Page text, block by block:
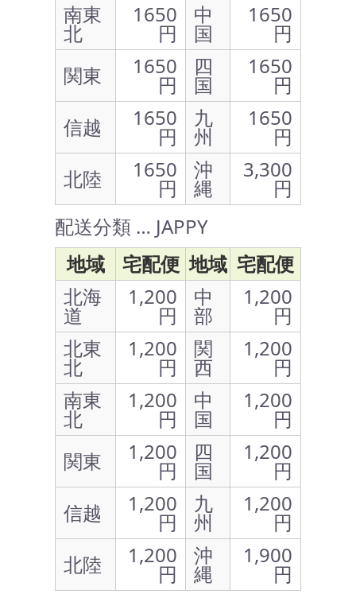
南東
北
1650
円
中
国
1650
円
関東
1650
円
四
国
1650
円
信越
1650
円
九
州
1650
円
北陸
1650
円
沖
縄
3,300
円
配送分類 … JAPPY
地域
宅配便 地域 宅配便
北海
道
1,200
円
中
部
1,200
円
北東
北
1,200
円
関
西
1,200
円
南東
北
1,200
円
中
国
1,200
円
関東
1,200
円
四
国
1,200
円
信越
1,200
円
九
州
1,200
円
北陸
1,200
円
沖
縄
1,900
円